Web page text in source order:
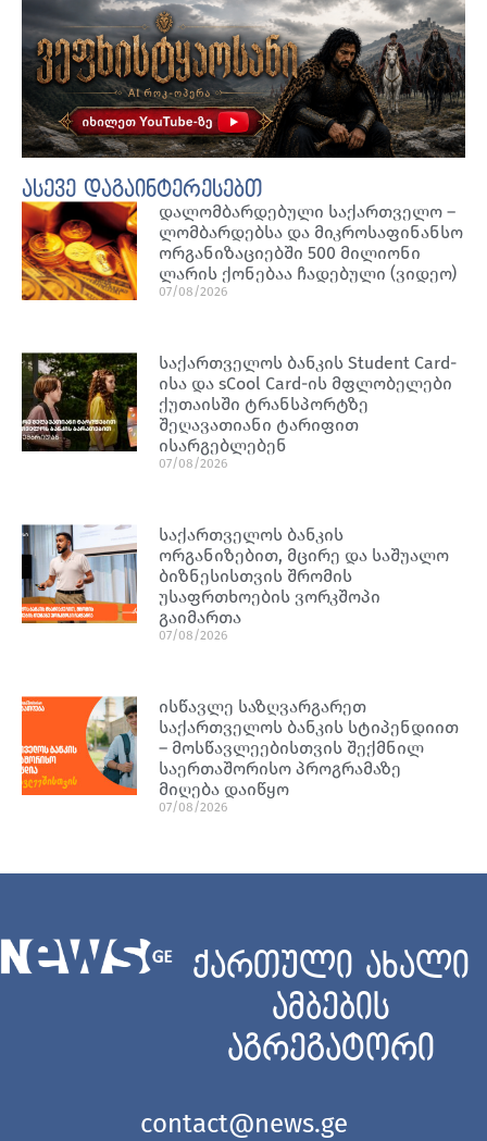
ასევე დაგაინტერესებთ
დალომბარდებული საქართველო –
ლომბარდებსა და მიკროსაფინანსო
ორგანიზაციებში 500 მილიონი
ლარის ქონებაა ჩადებული (ვიდეო)
07/08/2026
საქართველოს ბანკის Student Card-
ისა და sCool Card-ის მფლობელები
ქუთაისში ტრანსპორტზე
შეღავათიანი ტარიფით
ისარგებლებენ
07/08/2026
საქართველოს ბანკის
ორგანიზებით, მცირე და საშუალო
ბიზნესისთვის შრომის
უსაფრთხოების ვორკშოპი
გაიმართა
07/08/2026
ისწავლე საზღვარგარეთ
საქართველოს ბანკის სტიპენდიით
– მოსწავლეებისთვის შექმნილ
საერთაშორისო პროგრამაზე
მიღება დაიწყო
07/08/2026
ქართული ახალი
ამბების
აგრეგატორი
contact@news.ge